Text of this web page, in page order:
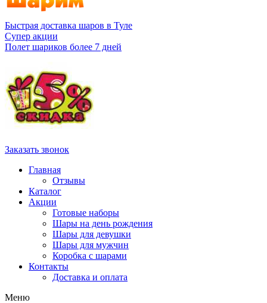
Быстрая доставка шаров в Туле
Супер акции
Полет шариков более 7 дней
Заказать звонок
Главная
Отзывы
Каталог
Акции
Готовые наборы
Шары на день рождения
Шары для девушки
Шары для мужчин
Коробка с шарами
Контакты
Доставка и оплата
Меню